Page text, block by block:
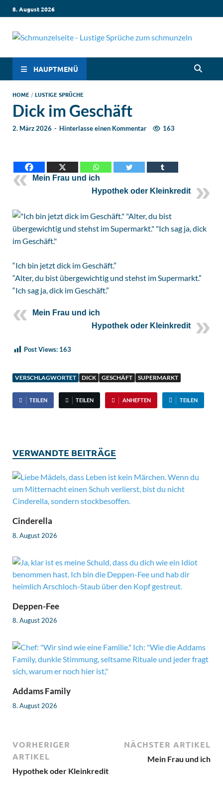
8. August 2026
–
die
HAUPTMENÜ
HOME /LUSTIGE SPRÜCHE
Dick im Geschäft
2. März 2026 - Hinterlasse einen Kommentar 163
Mein Frau und ich
Hypothek oder Kleinkredit
“Ich bin jetzt dick im Geschäft.”
“Alter, du bist übergewichtig und stehst im Supermarkt.”
“Ich sag ja, dick im Geschäft.”
Mein Frau und ich
Hypothek oder Kleinkredit
Post Views: 163
VERSCHLAGWORTET DICK GESCHÄFT SUPERMARKT
TEILEN TEILEN ANHEFTEN TEILEN
VERWANDTE BEITRÄGE
Cinderella
8. August 2026
Deppen-Fee
8. August 2026
Addams Family
8. August 2026
VORHERIGER
ARTIKEL
Hypothek oder Kleinkredit
NÄCHSTER ARTIKEL
Mein Frau und ich